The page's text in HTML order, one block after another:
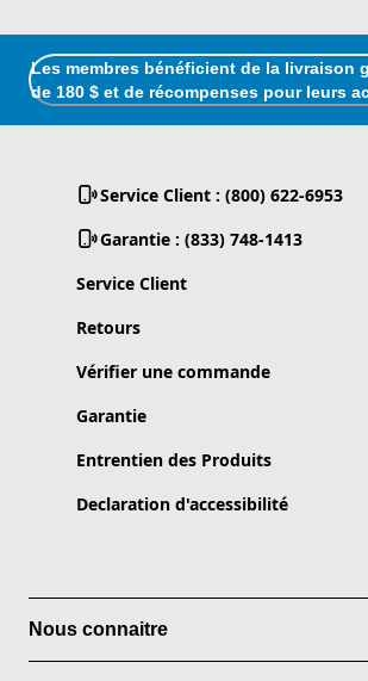
Les membres bénéficient de la livraison
de 180 $ et de récompenses pour leurs
Service Client : (800) 622-6953
Garantie : (833) 748-1413
Service Client
Retours
Vérifier une commande
Garantie
Entrentien des Produits
Declaration d'accessibilité
Nous connaitre